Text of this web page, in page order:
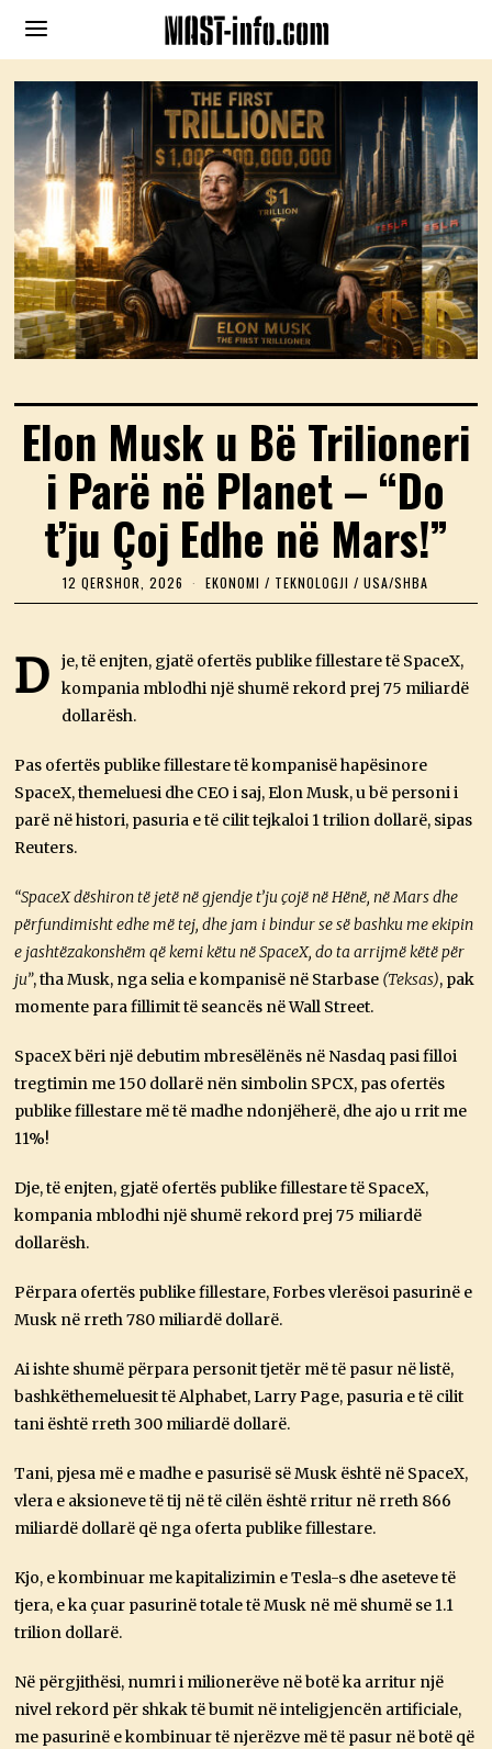
Elon Musk u Bë Trilioneri
i Parë në Planet – “Do
t’ju Çoj Edhe në Mars!”
12 QERSHOR, 2026
2
R
S
H
2
0
2
EKONOMI / TEKNOLOGJI / USA/SHBA
D
je, të enjten, gjatë ofertës publike fillestare të SpaceX,
kompania mblodhi një shumë rekord prej 75 miliardë
dollarësh.
Pas ofertës publike fillestare të kompanisë hapësinore
SpaceX, themeluesi dhe CEO i saj, Elon Musk, u bë personi i
parë në histori, pasuria e të cilit tejkaloi 1 trilion dollarë, sipas
Reuters.
“SpaceX dëshiron të jetë në gjendje t’ju çojë në Hënë, në Mars dhe
përfundimisht edhe më tej, dhe jam i bindur se së bashku me ekipin
e jashtëzakonshëm që kemi këtu në SpaceX, do ta arrijmë këtë për
ju”, tha Musk, nga selia e kompanisë në Starbase (Teksas), pak
momente para fillimit të seancës në Wall Street.
SpaceX bëri një debutim mbresëlënës në Nasdaq pasi filloi
tregtimin me 150 dollarë nën simbolin SPCX, pas ofertës
publike fillestare më të madhe ndonjëherë, dhe ajo u rrit me
11%!
Dje, të enjten, gjatë ofertës publike fillestare të SpaceX,
kompania mblodhi një shumë rekord prej 75 miliardë
dollarësh.
Përpara ofertës publike fillestare, Forbes vlerësoi pasurinë e
Musk në rreth 780 miliardë dollarë.
Ai ishte shumë përpara personit tjetër më të pasur në listë,
bashkëthemeluesit të Alphabet, Larry Page, pasuria e të cilit
tani është rreth 300 miliardë dollarë.
Tani, pjesa më e madhe e pasurisë së Musk është në SpaceX,
vlera e aksioneve të tij në të cilën është rritur në rreth 866
miliardë dollarë që nga oferta publike fillestare.
Kjo, e kombinuar me kapitalizimin e Tesla-s dhe aseteve të
tjera, e ka çuar pasurinë totale të Musk në më shumë se 1.1
trilion dollarë.
Në përgjithësi, numri i milionerëve në botë ka arritur një
nivel rekord për shkak të bumit në inteligjencën artificiale,
me pasurinë e kombinuar të njerëzve më të pasur në botë që